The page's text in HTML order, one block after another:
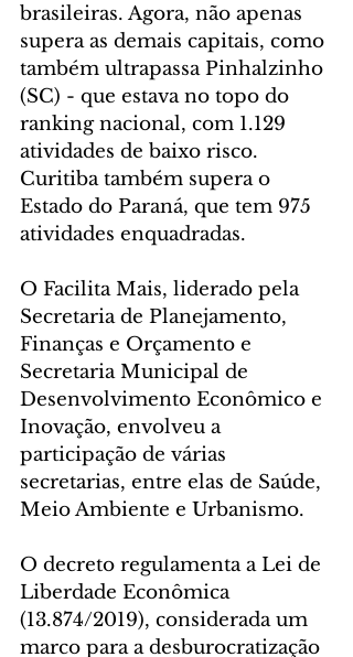
brasileiras. Agora, não apenas
supera as demais capitais, como
também ultrapassa Pinhalzinho
(SC) - que estava no topo do
ranking nacional, com 1.129
atividades de baixo risco.
Curitiba também supera o
Estado do Paraná, que tem 975
atividades enquadradas.
O Facilita Mais, liderado pela
Secretaria de Planejamento,
Finanças e Orçamento e
Secretaria Municipal de
Desenvolvimento Econômico e
Inovação, envolveu a
participação de várias
secretarias, entre elas de Saúde,
Meio Ambiente e Urbanismo.
O decreto regulamenta a Lei de
Liberdade Econômica
(13.874/2019), considerada um
marco para a desburocratização